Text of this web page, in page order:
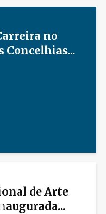
no
Concelhias...
de Arte